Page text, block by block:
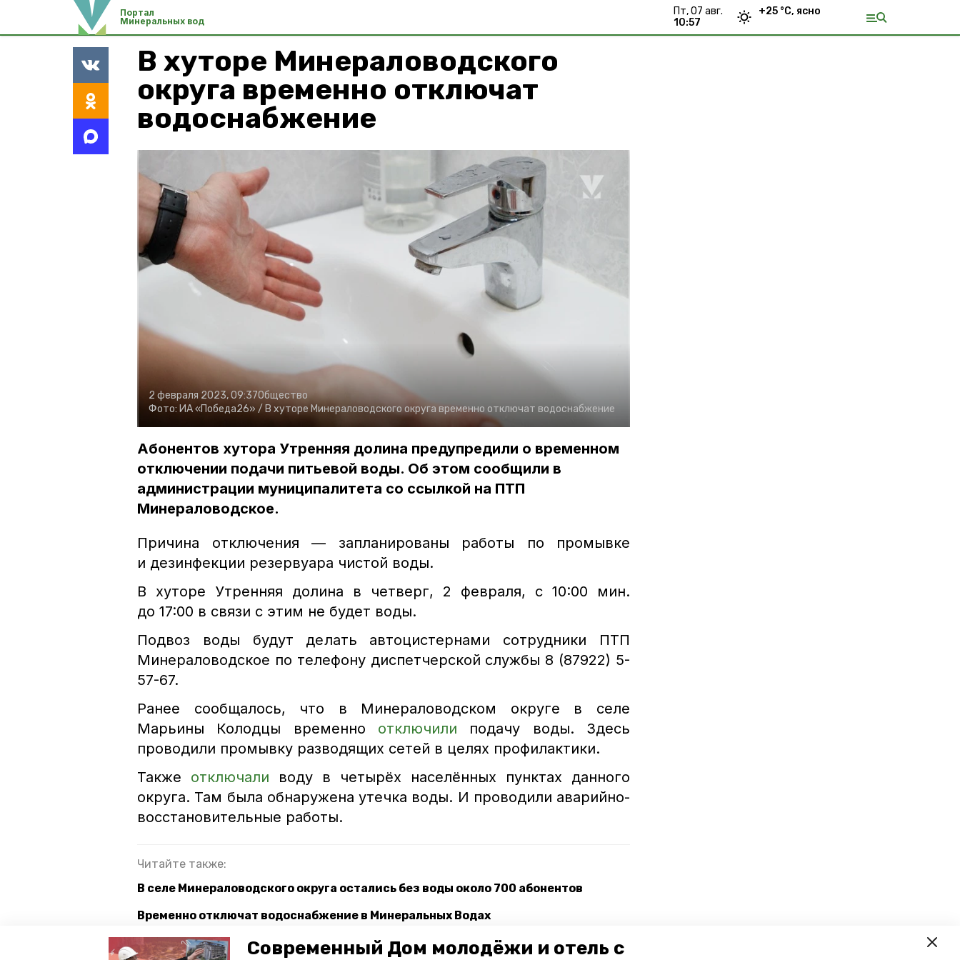
Современный Дом молодёжи и отель с
Портал
Минеральных вод
пт, 07 авг.
10:57
+25 °С, ясно
В хуторе Минераловодского
округа временно отключат
водоснабжение
2 февраля 2023, 09:37Общество
Фото: ИА «Победа26» / В хуторе Минераловодского округа временно отключат водоснабжение
Абонентов хутора Утренняя долина предупредили о временном
отключении подачи питьевой воды. Об этом сообщили в
администрации муниципалитета со ссылкой на ПТП
Минераловодское.
Причина отключения — запланированы работы по промывке
и дезинфекции резервуара чистой воды.
В хуторе Утренняя долина в четверг, 2 февраля, с 10:00 мин.
до 17:00 в связи с этим не будет воды.
Подвоз воды будут делать автоцистернами сотрудники ПТП
Минераловодское по телефону диспетчерской службы 8 (87922) 5-
57-67.
Ранее сообщалось, что в Минераловодском округе в селе
Марьины Колодцы временно отключили подачу воды. Здесь
проводили промывку разводящих сетей в целях профилактики.
Также отключали воду в четырёх населённых пунктах данного
округа. Там была обнаружена утечка воды. И проводили аварийно-
восстановительные работы.
Читайте также:
В селе Минераловодского округа остались без воды около 700 абонентов
Временно отключат водоснабжение в Минеральных Водах
Жители Минераловодского округа остались без водоснабжения